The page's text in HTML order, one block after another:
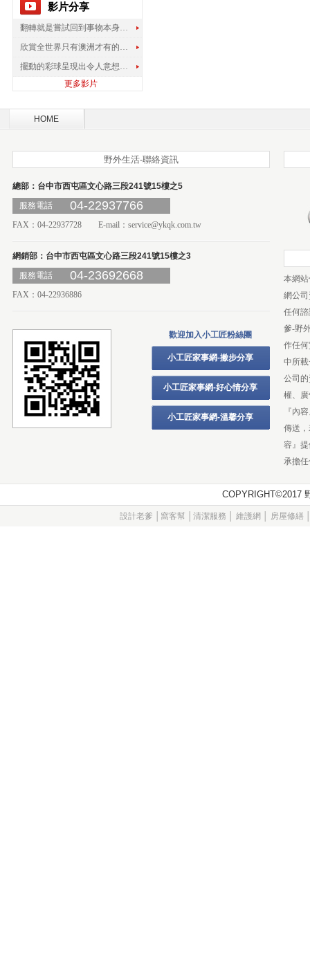
影片分享
翻轉就是嘗試回到事物本身應該有的樣子 | 王政忠 | TEDxNCCUED
欣賞全世界只有澳洲才有的孔雀蜘蛛
擺動的彩球呈現出令人意想不到的視覺效果
更多影片
HOME
野外生活-聯絡資訊
總部：台中市西屯區文心路三段241號15樓之5
服務電話
04-22937766
FAX：04-22937728 E-mail： service@ykqk.com.tw
網銷部：台中市西屯區文心路三段241號15樓之3
服務電話
04-23692668
FAX：04-22936886
歡迎加入小工匠粉絲團
小工匠家事網-撇步分享
小工匠家事網-好心情分享
小工匠家事網-溫馨分享
本網
網公
任何
爹-野
作任
中所
公司
權、
『內
傳送
容』
承擔
設計老爹 窩客幫 清潔服務 維護網 房屋修繕